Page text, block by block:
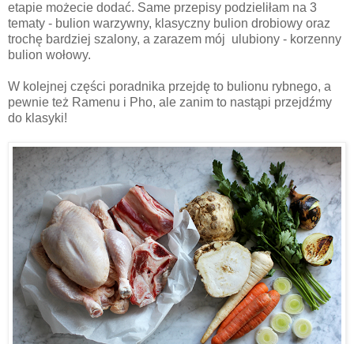
etapie możecie dodać. Same przepisy podzieliłam na 3
tematy - bulion warzywny, klasyczny bulion drobiowy oraz
trochę bardziej szalony, a zarazem mój ulubiony - korzenny
bulion wołowy.
W kolejnej części poradnika przejdę to bulionu rybnego, a
pewnie też Ramenu i Pho, ale zanim to nastąpi przejdźmy
do klasyki!